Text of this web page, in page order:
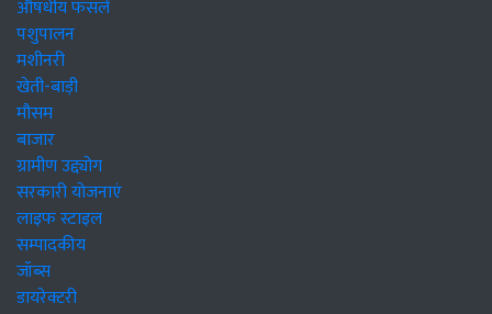
औषधीय फसलें
पशुपालन
मशीनरी
खेती-बाड़ी
मौसम
बाजार
ग्रामीण उद्द्योग
सरकारी योजनाएं
लाइफ स्टाइल
सम्पादकीय
जॉब्स
डायरेक्टरी